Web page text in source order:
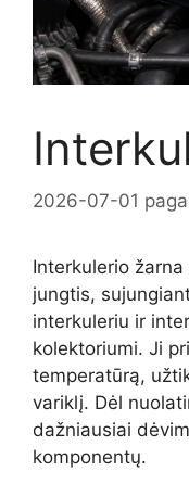
2026-07-01
Interkulerio
jungtis,
interkuleriu ir
kolektoriumi. Ji
temperatūrą,
variklį. Dėl
dažniausiai
komponentų.